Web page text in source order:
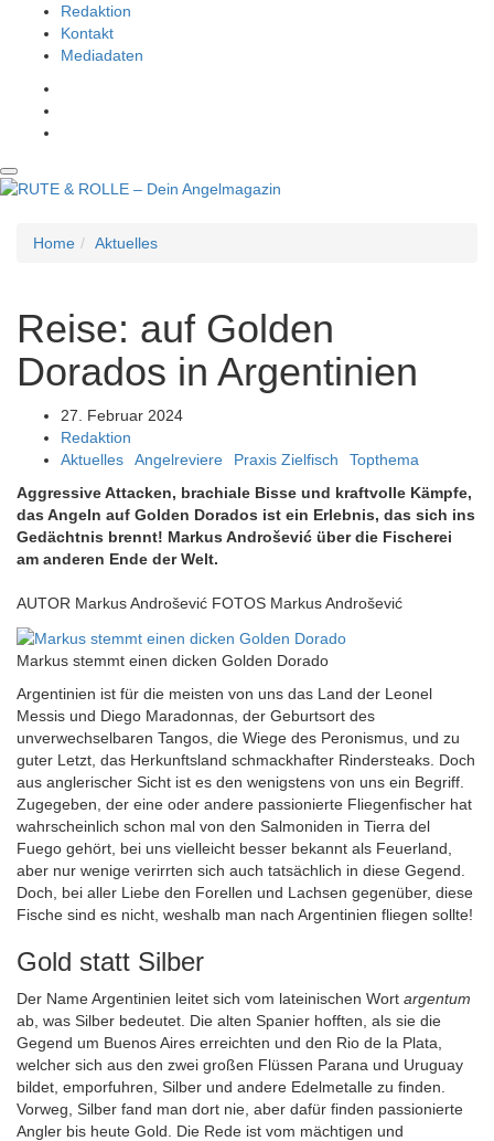
Redaktion
Kontakt
Mediadaten
Home Aktuelles
Reise: auf Golden
Dorados in Argentinien
27. Februar 2024
Redaktion
Aktuelles
Angelreviere Praxis Zielfisch
Topthema
Aggressive Attacken, brachiale Bisse und kraftvolle Kämpfe,
das Angeln auf Golden Dorados ist ein Erlebnis, das sich ins
Gedächtnis brennt! Markus Androšević über die Fischerei
am anderen Ende der Welt.
AUTOR Markus Androšević FOTOS Markus Androšević
Markus stemmt einen dicken Golden Dorado
Argentinien ist für die meisten von uns das Land der Leonel
Messis und Diego Maradonnas, der Geburtsort des
unverwechselbaren Tangos, die Wiege des Peronismus, und zu
guter Letzt, das Herkunftsland schmackhafter Rindersteaks. Doch
aus anglerischer Sicht ist es den wenigstens von uns ein Begriff.
Zugegeben, der eine oder andere passionierte Fliegenfischer hat
wahrscheinlich schon mal von den Salmoniden in Tierra del
Fuego gehört, bei uns vielleicht besser bekannt als Feuerland,
aber nur wenige verirrten sich auch tatsächlich in diese Gegend.
Doch, bei aller Liebe den Forellen und Lachsen gegenüber, diese
Fische sind es nicht, weshalb man nach Argentinien fliegen sollte!
Gold statt Silber
Der Name Argentinien leitet sich vom lateinischen Wort argentum
ab, was Silber bedeutet. Die alten Spanier hofften, als sie die
Gegend um Buenos Aires erreichten und den Rio de la Plata,
welcher sich aus den zwei großen Flüssen Parana und Uruguay
bildet, emporfuhren, Silber und andere Edelmetalle zu finden.
Vorweg, Silber fand man dort nie, aber dafür finden passionierte
Angler bis heute Gold. Die Rede ist vom mächtigen und